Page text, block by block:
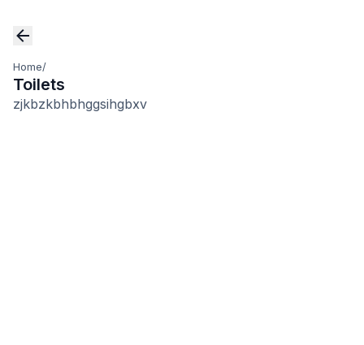
Home/
Toilets
zjkbzkbhbhggsihgbxv